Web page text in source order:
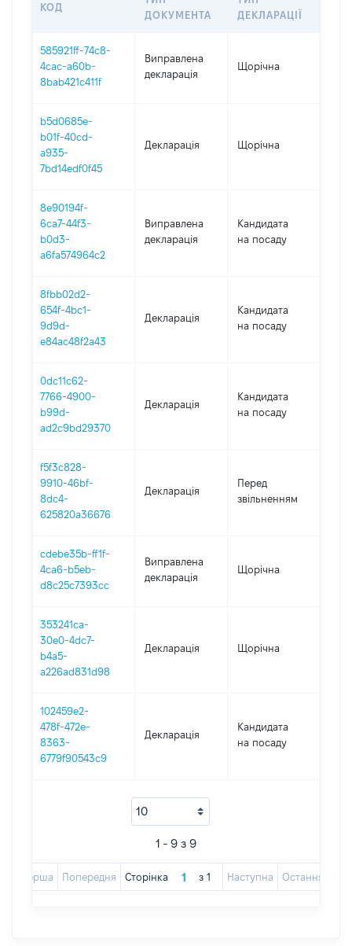
КОД
ДОКУМЕНТА
ДЕКЛАРАЦІЇ
585921ff-74c8-
4cac-a60b-
8bab421c411f
Виправлена
декларація
Щорічна
b5d0685e-
b01f-40cd-
a935-
7bd14edf0f45
Декларація Щорічна
8e90194f-
6ca7-44f3-
b0d3-
a6fa574964c2
Виправлена
декларація
Кандидата
на посаду
8fbb02d2-
654f-4bc1-
9d9d-
e84ac48f2a43
Декларація
Кандидата
на посаду
0dc11c62-
7766-4900-
b99d-
ad2c9bd29370
Декларація
Кандидата
на посаду
f5f3c828-
9910-46bf-
8dc4-
625820a36676
Декларація
Перед
звільненням
cdebe35b-ff1f-
4ca6-b5eb-
d8c25c7393cc
Виправлена
декларація
Щорічна
353241ca-
30e0-4dc7-
b4a5-
a226ad831d98
Декларація Щорічна
102459e2-
478f-472e-
8363-
6779f90543c9
Декларація
Кандидата
на посаду
1 - 9 з 9
Перша Попередня Сторінка з 1 Наступна Остання